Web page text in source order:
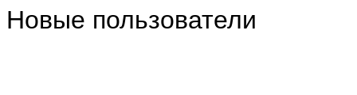
Новые пользователи